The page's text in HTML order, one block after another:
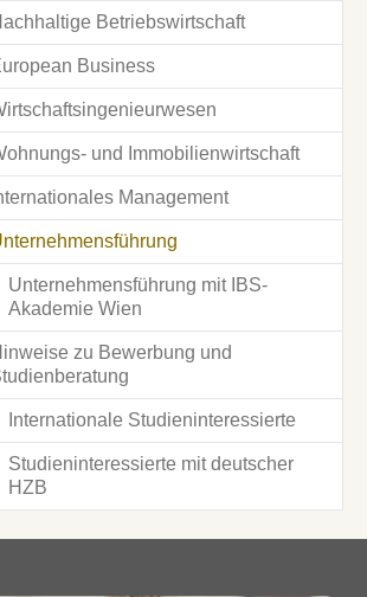
Betriebswirtschaft
Business
und Immobilienwirtschaft
Management
Unternehmensführung mit IBS-
Akademie Wien
zu Bewerbung und
Internationale Studieninteressierte
Studieninteressierte mit deutscher
HZB